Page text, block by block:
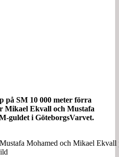
på SM 10 000 meter förra
Mikael Ekvall och Mustafa
guldet i GöteborgsVarvet.
Mohamed och Mikael Ekvall